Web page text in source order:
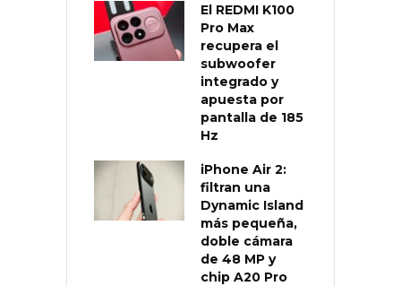
El REDMI K100
Pro Max
recupera el
subwoofer
integrado y
apuesta por
pantalla de 185
Hz
iPhone Air 2:
filtran una
Dynamic Island
más pequeña,
doble cámara
de 48 MP y
chip A20 Pro